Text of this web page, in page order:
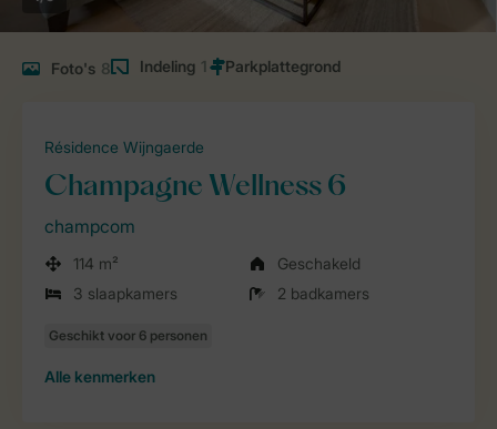
Foto's 8 Indeling 1
Résidence Wijngaerde
Champagne Wellness 6
champcom
114 m²
Geschakeld
3 slaapkamers
2 badkamers
Alle kenmerken